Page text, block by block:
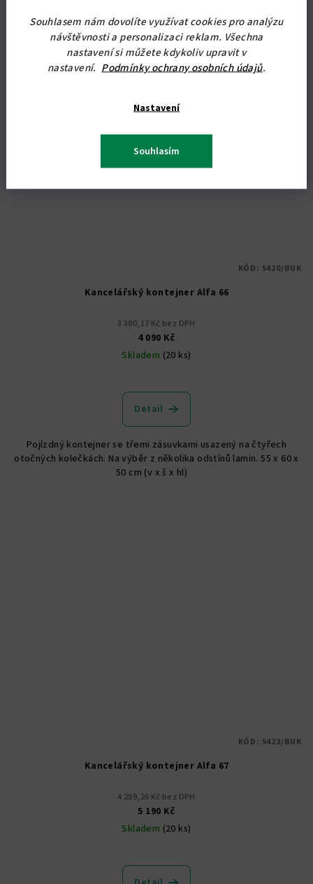
Souhlasem nám dovolíte využívat cookies pro analýzu
návštěvnosti a personalizaci reklam. Všechna
nastavení si můžete kdykoliv upravit v
nastavení. Podmínky ochrany osobních údajů.
Nastavení
Souhlasím
Kancelářský kontejner Alfa 66
3 380,17 Kč bez DPH
4 090 Kč
Skladem (20 ks)
Detail
Pojízdný kontejner se třemi zásuvkami usazený na čtyřech
otočných kolečkách. Na výběr z několika odstínů lamin. 55 x 60 x
50 cm (v x š x hl)
KÓD: 5420/BUK
Kancelářský kontejner Alfa 67
4 289,26 Kč bez DPH
5 190 Kč
Skladem (20 ks)
KÓD: 5423/BUK